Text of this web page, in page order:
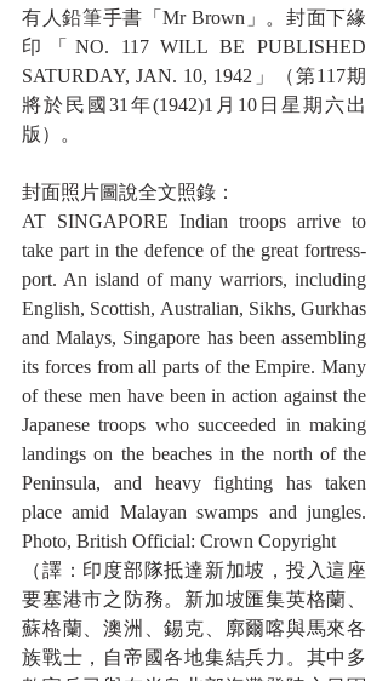
有人鉛筆手書「Mr Brown」。封面下緣
印「NO. 117 WILL BE PUBLISHED
SATURDAY, JAN. 10, 1942」（第117期
將於民國31年(1942)1月10日星期六出
版）。
封面照片圖說全文照錄：
AT SINGAPORE Indian troops arrive to
take part in the defence of the great fortress-
port. An island of many warriors, including
English, Scottish, Australian, Sikhs, Gurkhas
and Malays, Singapore has been assembling
its forces from all parts of the Empire. Many
of these men have been in action against the
Japanese troops who succeeded in making
landings on the beaches in the north of the
Peninsula, and heavy fighting has taken
place amid Malayan swamps and jungles.
Photo, British Official: Crown Copyright
（譯：印度部隊抵達新加坡，投入這座
要塞港市之防務。新加坡匯集英格蘭、
蘇格蘭、澳洲、錫克、廓爾喀與馬來各
族戰士，自帝國各地集結兵力。其中多